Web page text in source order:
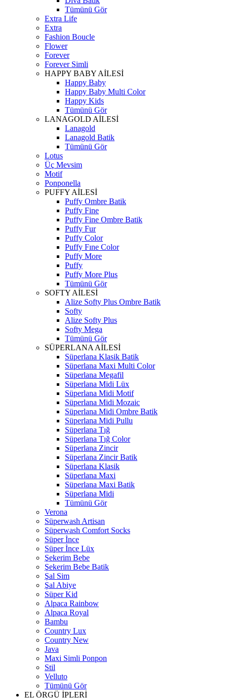
Tümünü Gör
Extra Life
Extra
Fashion Boucle
Flower
Forever
Forever Simli
HAPPY BABY AİLESİ
Happy Baby
Happy Baby Multi Color
Happy Kids
Tümünü Gör
LANAGOLD AİLESİ
Lanagold
Lanagold Batik
Tümünü Gör
Lotus
Üç Mevsim
Motif
Ponponella
PUFFY AİLESİ
Puffy Ombre Batik
Puffy Fine
Puffy Fine Ombre Batik
Puffy Fur
Puffy Color
Puffy Fıne Color
Puffy More
Puffy
Puffy More Plus
Tümünü Gör
SOFTY AİLESİ
Alize Softy Plus Ombre Batik
Softy
Alize Softy Plus
Softy Mega
Tümünü Gör
SÜPERLANA AİLESİ
Süperlana Klasik Batik
Süperlana Maxi Multi Color
Süperlana Megafil
Süperlana Midi Lüx
Süperlana Midi Motif
Süperlana Midi Mozaic
Süperlana Midi Ombre Batik
Süperlana Midi Pullu
Süperlana Tığ
Süperlana Tığ Color
Süperlana Zincir
Süperlana Zincir Batik
Süperlana Klasik
Süperlana Maxi
Süperlana Maxi Batik
Süperlana Midi
Tümünü Gör
Verona
Süperwash Artisan
Süperwash Comfort Socks
Süper İnce
Süper İnce Lüx
Şekerim Bebe
Şekerim Bebe Batik
Şal Sim
Şal Abiye
Süper Kid
Alpaca Rainbow
Alpaca Royal
Bambu
Country Lux
Country New
Java
Maxi Simli Ponpon
Stil
Velluto
Tümünü Gör
EL ÖRGÜ İPLERİ